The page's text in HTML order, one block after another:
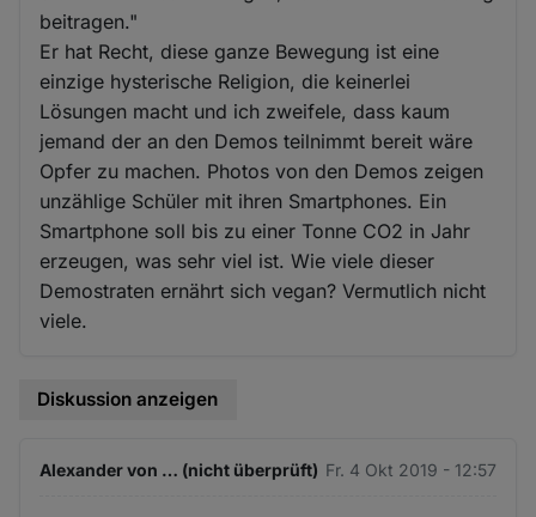
beitragen."
Er hat Recht, diese ganze Bewegung ist eine
einzige hysterische Religion, die keinerlei
Lösungen macht und ich zweifele, dass kaum
jemand der an den Demos teilnimmt bereit wäre
Opfer zu machen. Photos von den Demos zeigen
unzählige Schüler mit ihren Smartphones. Ein
Smartphone soll bis zu einer Tonne CO2 in Jahr
erzeugen, was sehr viel ist. Wie viele dieser
Demostraten ernährt sich vegan? Vermutlich nicht
viele.
Diskussion anzeigen
Alexander von … (nicht überprüft) Fr. 4 Okt 2019 - 12:57